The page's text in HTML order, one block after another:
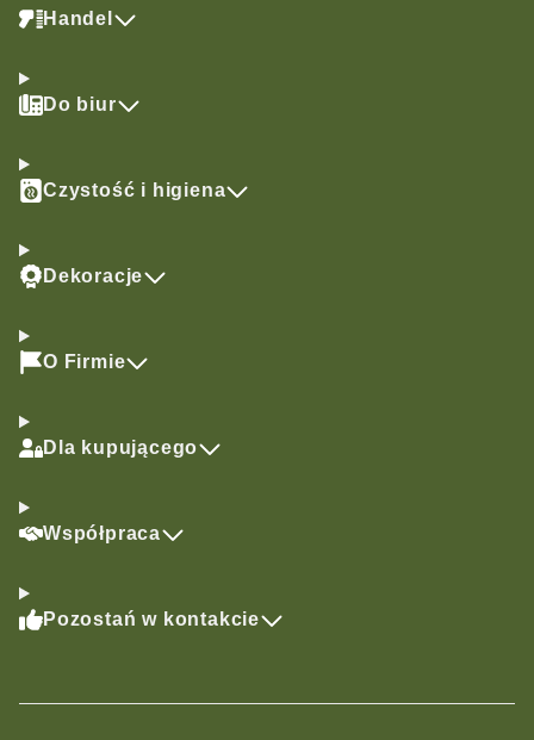
Handel
Do biur
Czystość i higiena
Dekoracje
O Firmie
Dla kupującego
Współpraca
Pozostań w kontakcie